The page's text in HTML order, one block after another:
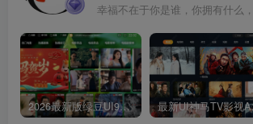
2026最新版绿豆UI9双端影视APP源码 最新UI神